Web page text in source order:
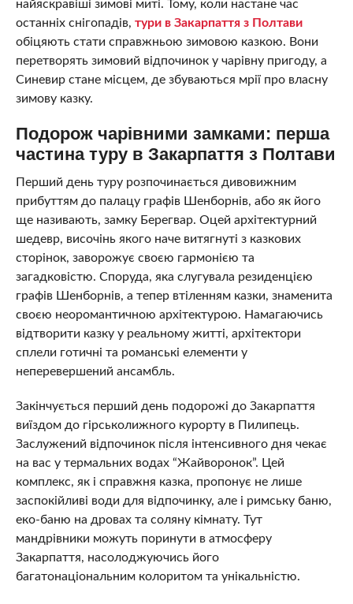
найяскравіші зимові миті. Тому, коли настане час
останніх снігопадів, тури в Закарпаття з Полтави
обіцяють стати справжньою зимовою казкою. Вони
перетворять зимовий відпочинок у чарівну пригоду, а
Синевир стане місцем, де збуваються мрії про власну
зимову казку.
Подорож чарівними замками: перша
частина туру в Закарпаття з Полтави
Перший день туру розпочинається дивовижним
прибуттям до палацу графів Шенборнів, або як його
ще називають, замку Берегвар. Оцей архітектурний
шедевр, височінь якого наче витягнуті з казкових
сторінок, заворожує своєю гармонією та
загадковістю. Споруда, яка слугувала резиденцією
графів Шенборнів, а тепер втіленням казки, знаменита
своєю неоромантичною архітектурою. Намагаючись
відтворити казку у реальному житті, архітектори
сплели готичні та романські елементи у
неперевершений ансамбль.
Закінчується перший день подорожі до Закарпаття
виїздом до гірськолижного курорту в Пилипець.
Заслужений відпочинок після інтенсивного дня чекає
на вас у термальних водах “Жайворонок”. Цей
комплекс, як і справжня казка, пропонує не лише
заспокійливі води для відпочинку, але і римську баню,
еко-баню на дровах та соляну кімнату. Тут
мандрівники можуть поринути в атмосферу
Закарпаття, насолоджуючись його
багатонаціональним колоритом та унікальністю.